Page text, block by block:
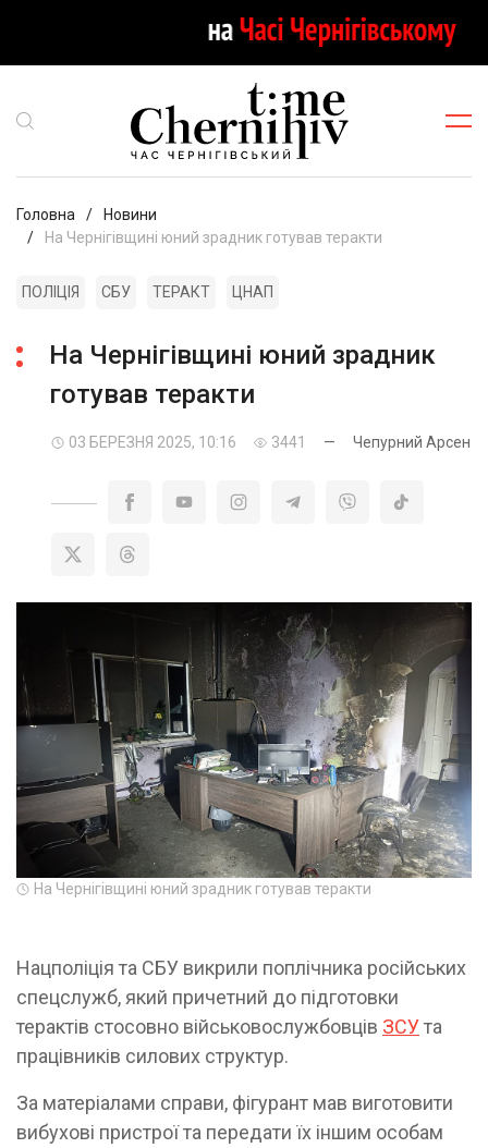
Головна
Новини
На Чернігівщині юний зрадник готував теракти
ПОЛІЦІЯ СБУ ТЕРАКТ ЦНАП
На Чернігівщині юний зрадник
готував теракти
03 БЕРЕЗНЯ 2025, 10:16 3441 — Чепурний Арсен
На Чернігівщині юний зрадник готував теракти
Нацполіція та СБУ викрили поплічника російських
спецслужб, який причетний до підготовки
терактів стосовно військовослужбовців ЗСУта
працівників силових структур.
За матеріалами справи, фігурант мав виготовити
вибухові пристрої та передати їх іншим особам